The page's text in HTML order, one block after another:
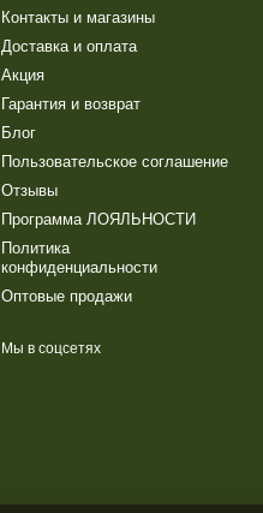
Контакты и магазины
Доставка и оплата
Акция
Гарантия и возврат
Блог
Пользовательское соглашение
Отзывы
Программа ЛОЯЛЬНОСТИ
Политика
конфиденциальности
Оптовые продажи
Мы в соцсетях